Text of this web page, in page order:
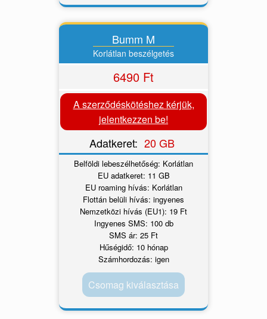
Bumm M
Korlátlan beszélgetés
6490 Ft
A szerződéskötéshez kérjük,
jelentkezzen be!
Adatkeret: 20 GB
Belföldi lebeszélhetőség: Korlátlan
EU adatkeret: 11 GB
EU roaming hívás: Korlátlan
Flottán belüli hívás: ingyenes
Nemzetközi hívás (EU1): 19 Ft
Ingyenes SMS: 100 db
SMS ár: 25 Ft
Hűségidő: 10 hónap
Számhordozás: igen
Csomag kiválasztása